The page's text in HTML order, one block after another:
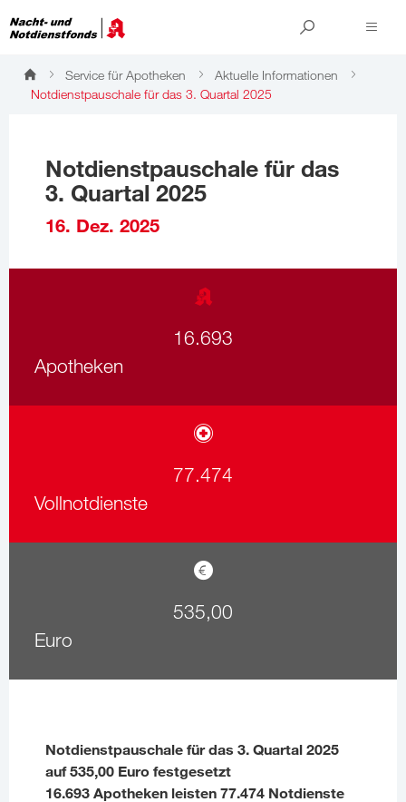
Service für Apotheken
Aktuelle Informationen
Notdienstpauschale für das 3. Quartal 2025
Notdienstpauschale für das
3. Quartal 2025
16. Dez. 2025
16.693
Apotheken
77.474
Vollnotdienste
535,00
Euro
Notdienstpauschale für das 3. Quartal 2025
auf 535,00 Euro festgesetzt
16.693 Apotheken leisten 77.474 Notdienste